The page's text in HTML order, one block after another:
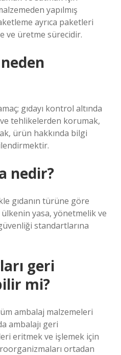
yapılmış
ayrıca paketleri
ve üretme sürecidir.
gıdayı kontrol altında
tehlikelerden korumak,
ürün hakkında bilgi
nedir?
gıdanın türüne göre
yasa, yönetmelik ve
standartlarına
geri
mi?
ambalaj malzemeleri
ambalajı geri
eritmek ve işlemek için
ortadan